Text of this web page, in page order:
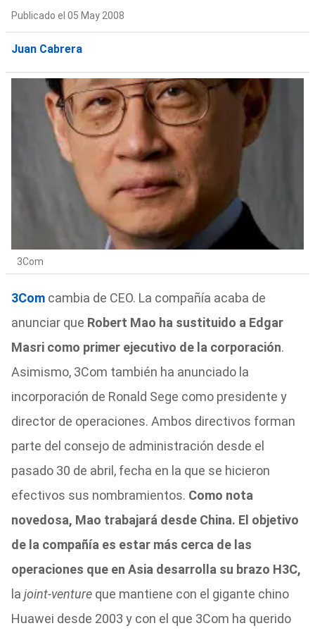
Publicado el 05 May 2008
Juan Cabrera
3Com
3Comcambia de CEO. La compañía acaba de
anunciar que Robert Mao ha sustituido a Edgar
Masri como primer ejecutivo de la corporación.
Asimismo, 3Com también ha anunciado la
incorporación de Ronald Sege como presidente y
director de operaciones. Ambos directivos forman
parte del consejo de administración desde el
pasado 30 de abril, fecha en la que se hicieron
efectivos sus nombramientos. Como nota
novedosa, Mao trabajará desde China. El objetivo
de la compañía es estar más cerca de las
operaciones que en Asia desarrolla su brazo H3C,
la joint-ventureque mantiene con el gigante chino
Huawei desde 2003 y con el que 3Com ha querido